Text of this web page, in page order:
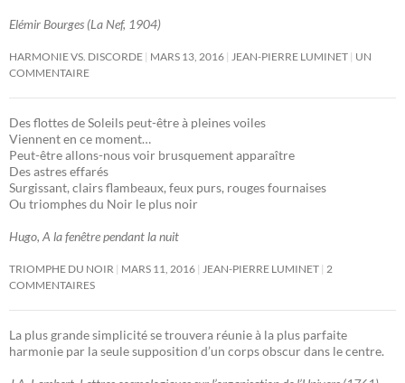
Elémir Bourges (La Nef, 1904)
HARMONIE VS. DISCORDE MARS 13, 2016 JEAN-PIERRE LUMINET UN
COMMENTAIRE
Des flottes de Soleils peut-être à pleines voiles
Viennent en ce moment…
Peut-être allons-nous voir brusquement apparaître
Des astres effarés
Surgissant, clairs flambeaux, feux purs, rouges fournaises
Ou triomphes du Noir le plus noir
Hugo, A la fenêtre pendant la nuit
TRIOMPHE DU NOIR MARS 11, 2016 JEAN-PIERRE LUMINET 2
COMMENTAIRES
La plus grande simplicité se trouvera réunie à la plus parfaite
harmonie par la seule supposition d’un corps obscur dans le centre.